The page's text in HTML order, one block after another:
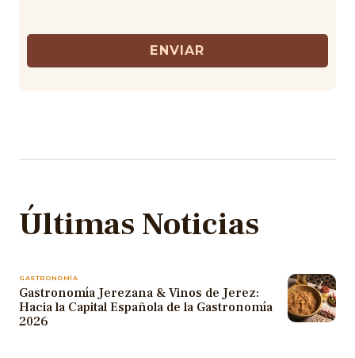
ENVIAR
Últimas Noticias
GASTRONOMÍA
Gastronomía Jerezana & Vinos de Jerez:
Hacia la Capital Española de la Gastronomía
2026